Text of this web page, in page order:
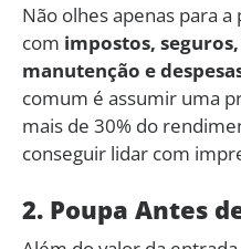
Não olhes apenas para
com impostos,
manutenção e
comum é assumir uma
mais de 30% do
conseguir lidar com
2. Poupa Antes